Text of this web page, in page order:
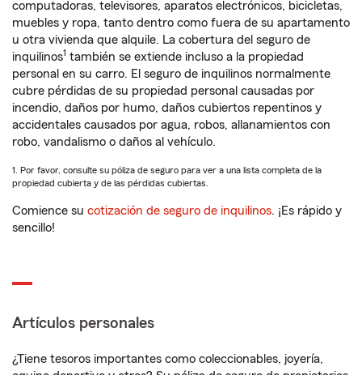
computadoras, televisores, aparatos electrónicos, bicicletas,
muebles y ropa, tanto dentro como fuera de su apartamento
u otra vivienda que alquile. La cobertura del seguro de
inquilinos1 también se extiende incluso a la propiedad
personal en su carro. El seguro de inquilinos normalmente
cubre pérdidas de su propiedad personal causadas por
incendio, daños por humo, daños cubiertos repentinos y
accidentales causados por agua, robos, allanamientos con
robo, vandalismo o daños al vehículo.
1. Por favor, consulte su póliza de seguro para ver a una lista completa de la
propiedad cubierta y de las pérdidas cubiertas.
Comience su cotización de seguro de inquilinos. ¡Es rápido y
sencillo!
Artículos personales
¿Tiene tesoros importantes como coleccionables, joyería,